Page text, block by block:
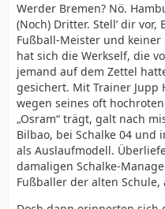
Werder Bremen? Nö.
(Noch) Dritter. Stell’ dir
Fußball-Meister und keiner
hat sich die Werkself, die
jemand auf dem Zettel
gesichert. Mit Trainer Jupp
wegen seines oft
„Osram“ trägt, galt nach
Bilbao, bei Schalke 04
als Auslaufmodell.
damaligen Schalke-
Fußballer der alten Schule,